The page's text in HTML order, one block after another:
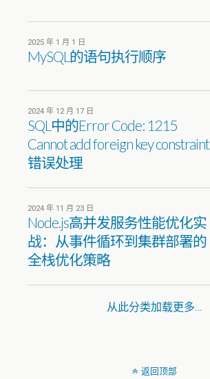
2025 年 1 月 1 日
MySQL的语句执行顺序
2024 年 12 月 17 日
SQL中的Error Code: 1215
Cannot add foreign key constraint
错误处理
2024 年 11 月 23 日
Node.js高并发服务性能优化实
战：从事件循环到集群部署的
全栈优化策略
从此分类加载更多…
返回顶部